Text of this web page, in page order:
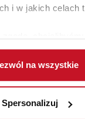
i w jakich celach
dotyczące
nawet
Twoje urządzenie,
wirtualny odcisk
na wszystkie
Spersonalizuj
ŚCIENNY
O CENĘ W